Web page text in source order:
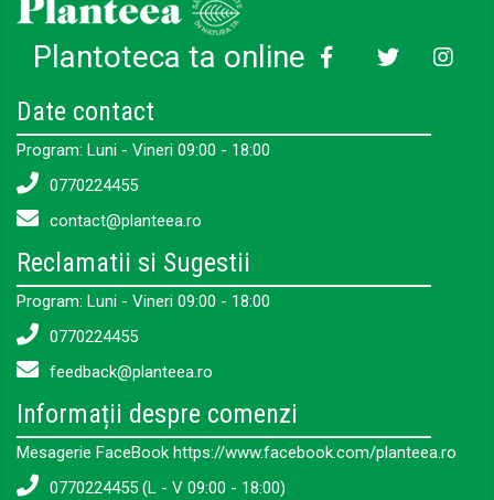
Plantoteca ta online
Date contact
Program: Luni - Vineri 09:00 - 18:00
0770224455
contact@planteea.ro
Reclamatii si Sugestii
Program: Luni - Vineri 09:00 - 18:00
0770224455
feedback@planteea.ro
Informații despre comenzi
Mesagerie FaceBook https://www.facebook.com/planteea.ro
0770224455 (L - V 09:00 - 18:00)